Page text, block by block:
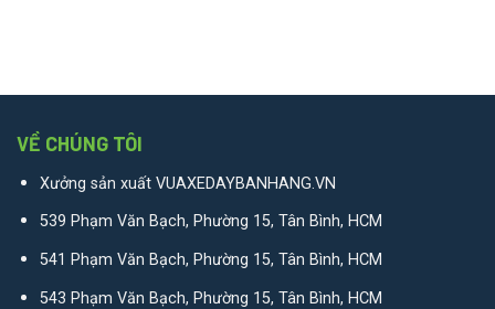
VỀ CHÚNG TÔI
Xưởng sản xuất VUAXEDAYBANHANG.VN
539 Phạm Văn Bạch, Phường 15, Tân Bình, HCM
541 Phạm Văn Bạch, Phường 15, Tân Bình, HCM
543 Phạm Văn Bạch, Phường 15, Tân Bình, HCM